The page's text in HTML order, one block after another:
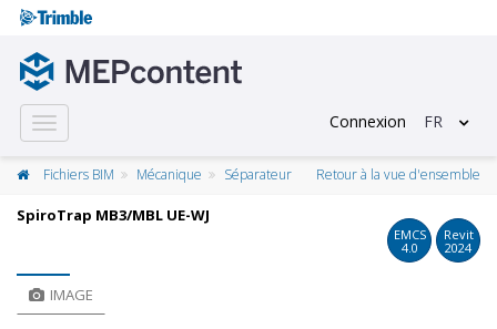
Toggle
navigation
Connexion FR
Fichiers BIM Mécanique Séparateur Retour à la vue d'ensemble
SpiroTrap MB3/MBL UE-WJ
EMCS
4.0
Revit
2024
IMAGE